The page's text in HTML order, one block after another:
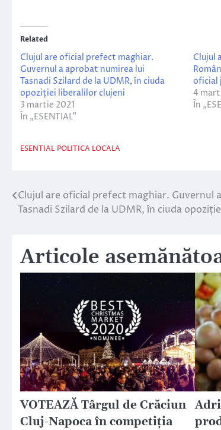
Related
Clujul are oficial prefect maghiar.
Guvernul a aprobat numirea lui
Tasnadi Szilard de la UDMR, în ciuda
opoziției liberalilor clujeni
3 martie 2021
În „ESENTIAL”
Clujul
oficial
4
În
ESENTIAL POLITICA LOCALA
Navigare
Clujul are oficial prefect maghiar. Guvernul
Tasnadi Szilard de la UDMR, în ciuda
Articole
VOTEAZĂ Târgul de Crăciun
Cluj-Napoca în competiția